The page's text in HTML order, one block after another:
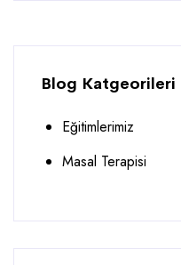
Blog Katgeorileri
Eğitimlerimiz
Masal Terapisi